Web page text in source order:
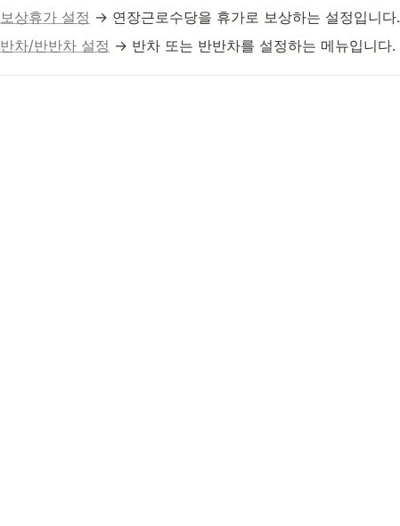
보상휴가 설정 → 연장근로수당을 휴가로 보상하는 설정입니다.
반차/반반차 설정 → 반차 또는 반반차를 설정하는 메뉴입니다.